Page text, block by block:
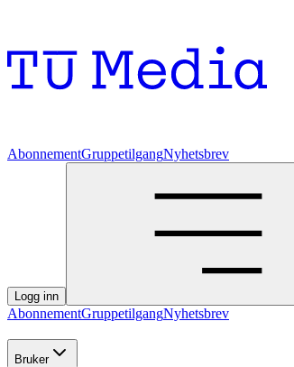
AbonnementGruppetilgangNyhetsbrev
Logg inn
AbonnementGruppetilgangNyhetsbrev
Bruker